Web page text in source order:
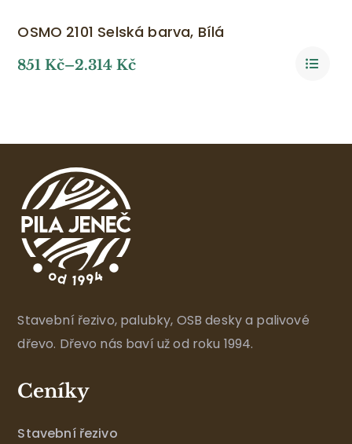
OSMO 2101 Selská barva, Bílá
851Kč–2.314Kč
Stavební řezivo, palubky, OSB desky a palivové
dřevo. Dřevo nás baví už od roku 1994.
Ceníky
Stavební řezivo